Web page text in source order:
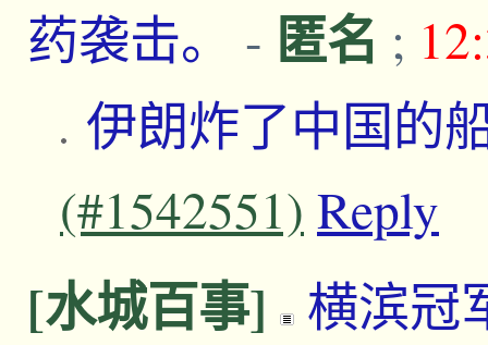
药袭击。 - 匿名 ;
伊朗炸了中国的
(#1542551) Reply
[水城百事]
横滨冠